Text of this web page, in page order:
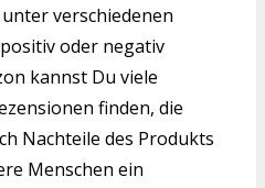
verschiedenen
oder negativ
kannst Du viele
finden, die
Nachteile des Produkts
Menschen ein